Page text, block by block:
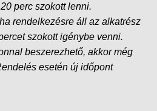
perc szokott lenni.
rendelkezésre áll az alkatrész
szokott igénybe venni.
beszerezhető, akkor még
esetén új időpont